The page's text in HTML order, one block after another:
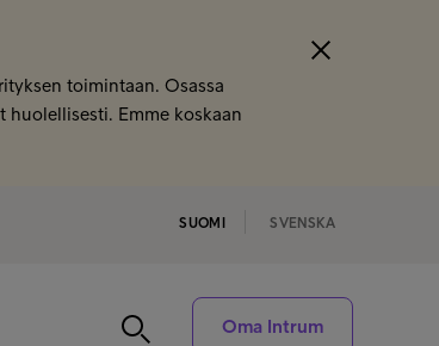
toimintaan. Osassa
Emme koskaan
SUOMI SVENSKA
Oma Intrum